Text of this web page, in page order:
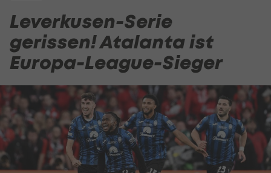
Leverkusen-Serie
gerissen! Atalanta ist
Europa-League-Sieger